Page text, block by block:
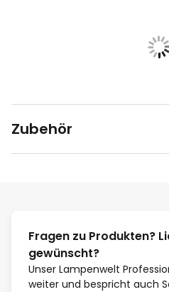
Zubehör
Fragen zu Produkten?
gewünscht?
Unser Lampenwelt
weiter und bespricht auch